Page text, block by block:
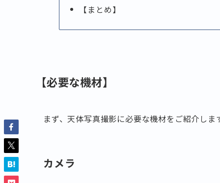
【まとめ】
【必要な機材】
まず、天体写真撮影に必要な機材をご紹介しま
カメラ